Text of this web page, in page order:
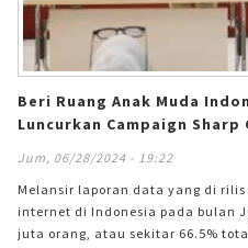
Beri Ruang Anak Muda
Luncurkan Campaign
Jum, 06/28/2024 - 19:22
Melansir laporan data yang di rilis
internet di Indonesia pada bulan
juta orang, atau sekitar 66.5%